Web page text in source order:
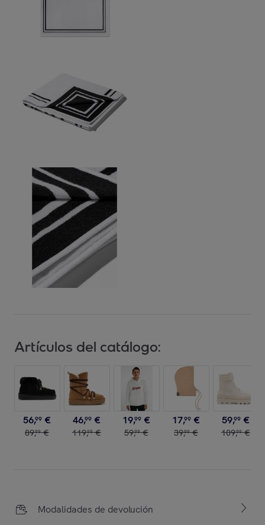
Artículos del catálogo:
56,99 €
89,99 €
46,99 €
119,99 €
19,99 €
59,99 €
17,99 €
39,99 €
59,99 €
109,99 €
Modalidades de devolución